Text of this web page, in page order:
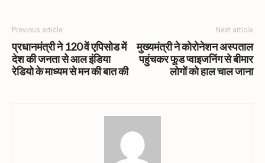
Previous article
प्रधानमंत्री ने 120 वें एपिसोड में
देश की जनता से आल इंडिया
रेडियो के माध्यम से मन की बात की
Next article
मुख्यमंत्री ने कोरोनेशन अस्पताल
पहुंचकर फूड प्वाइजनिंग से बीमार
लोगों को हाल चाल जाना